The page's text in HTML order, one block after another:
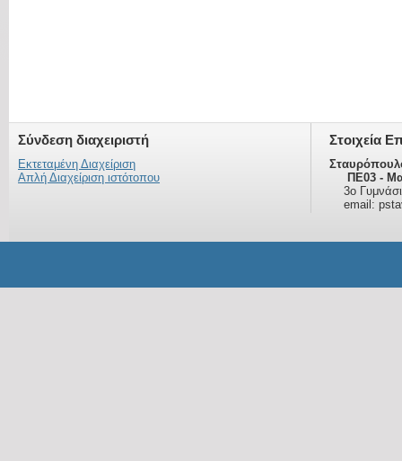
Σύνδεση διαχειριστή
Εκτεταμένη Διαχείριση
Απλή Διαχείριση ιστότοπου
Στοιχεία
ΠΕ03 -
3ο
email: